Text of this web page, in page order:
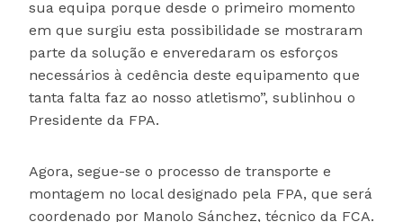
sua equipa porque desde o primeiro momento
em que surgiu esta possibilidade se mostraram
parte da solução e enveredaram os esforços
necessários à cedência deste equipamento que
tanta falta faz ao nosso atletismo”, sublinhou o
Presidente da FPA.
Agora, segue-se o processo de transporte e
montagem no local designado pela FPA, que será
coordenado por Manolo Sánchez, técnico da FCA.